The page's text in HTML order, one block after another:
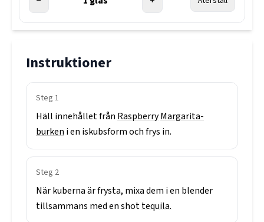
Instruktioner
Steg 1
Häll innehålletfrån RaspberryMargarita-
burken ien iskubsformochfrys in.
Steg 2
Närkubernaärfrysta, mixadem ien blender
tillsammans medenshottequila.